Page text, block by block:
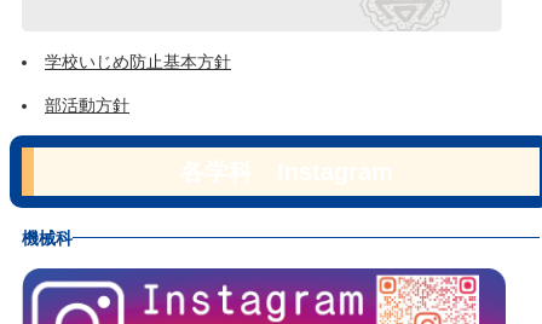
学校いじめ防止基本方針
部活動方針
機械科